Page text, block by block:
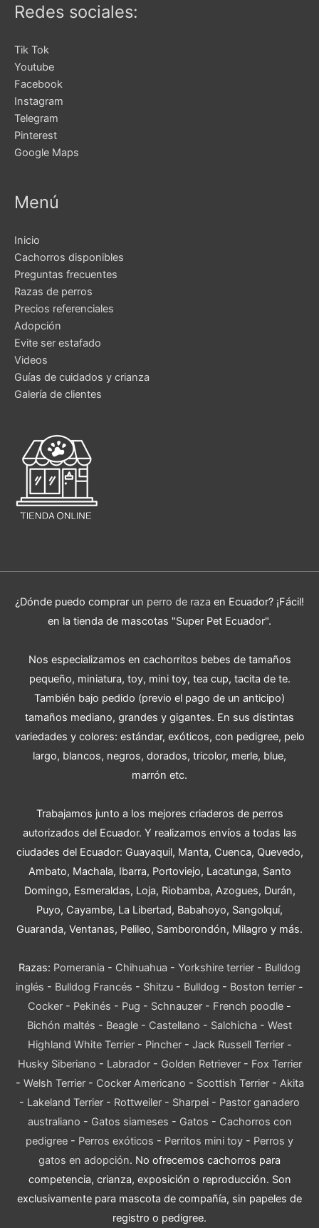
Redes sociales:
Tik Tok
Youtube
Facebook
Instagram
Telegram
Pinterest
Google Maps
Menú
Inicio
Cachorros disponibles
Preguntas frecuentes
Razas de perros
Precios referenciales
Adopción
Evite ser estafado
Videos
Guías de cuidados y crianza
Galería de clientes
¿Dónde puedo comprar un perro de raza en Ecuador? ¡Fácil!
en la tienda de mascotas "Super Pet Ecuador".
Nos especializamos en cachorritos bebes de tamaños
pequeño, miniatura, toy, mini toy, tea cup, tacita de te.
También bajo pedido (previo el pago de un anticipo)
tamaños mediano, grandes y gigantes. En sus distintas
variedades y colores: estándar, exóticos, con pedigree, pelo
largo, blancos, negros, dorados, tricolor, merle, blue,
marrón etc.
Trabajamos junto a los mejores criaderos de perros
autorizados del Ecuador. Y realizamos envíos a todas las
ciudades del Ecuador: Guayaquil, Manta, Cuenca, Quevedo,
Ambato, Machala, Ibarra, Portoviejo, Lacatunga, Santo
Domingo, Esmeraldas, Loja, Riobamba, Azogues, Durán,
Puyo, Cayambe, La Libertad, Babahoyo, Sangolquí,
Guaranda, Ventanas, Pelileo, Samborondón, Milagro y más.
Razas: Pomerania - Chihuahua - Yorkshire terrier - Bulldog
inglés - Bulldog Francés - Shitzu - Bulldog - Boston terrier -
Cocker - Pekinés - Pug - Schnauzer - French poodle -
Bichón maltés - Beagle - Castellano - Salchicha - West
Highland White Terrier- Pincher- Jack Russell Terrier-
Husky Siberiano - Labrador- Golden Retriever- Fox Terrier
- Welsh Terrier- Cocker Americano - Scottish Terrier- Akita
- Lakeland Terrier - Rottweiler - Sharpei - Pastor ganadero
australiano - Gatos siameses - Gatos - Cachorros con
pedigree - Perros exóticos - Perritos mini toy - Perros y
gatos en adopción. No ofrecemos cachorros para
competencia, crianza, exposición o reproducción. Son
exclusivamente para mascota de compañía, sin papeles de
registro o pedigree.